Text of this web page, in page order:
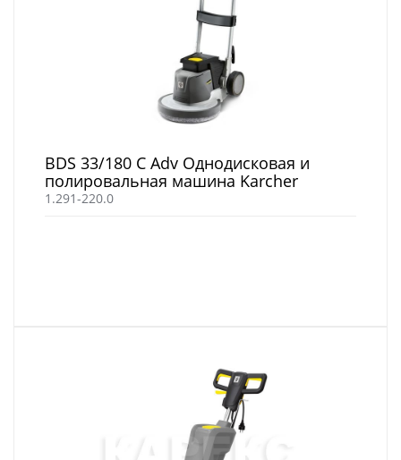
BDS 33/180 C Adv Однодисковая и
полировальная машина Karcher
1.291-220.0